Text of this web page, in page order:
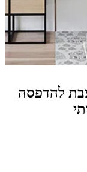
להדפסה